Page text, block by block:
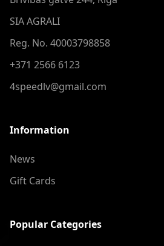
SIA AGRALI
Reg. No. 40003798858
+371 2566 6123
4speedlv@gmail.com
Information
News
Gift Cards
Popular Categories